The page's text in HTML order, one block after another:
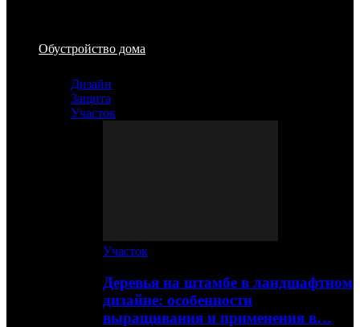
Обустройство дома
Дизайн
Защита
Участок
Участок
Деревья на штамбе в ландшафтном
дизайне: особенности
выращивания и применения в…